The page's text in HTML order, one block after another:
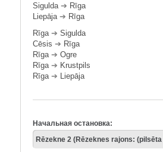
Sigulda➔ Rīga
Liepāja➔ Rīga
Rīga➔ Sigulda
Cēsis ➔ Rīga
Rīga➔ Ogre
Rīga➔ Krustpils
Rīga➔ Liepāja
Начальная остановка: